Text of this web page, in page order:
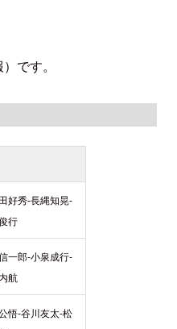
です。
好秀-長縄知晃-
行
一郎-小泉成行-
航
悟-谷川友太-松